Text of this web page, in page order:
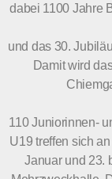
dabei 1100 Jahre
und das 30.
Damit wird
110 Juniorinnen-
U19 treffen sich
Januar und 23.